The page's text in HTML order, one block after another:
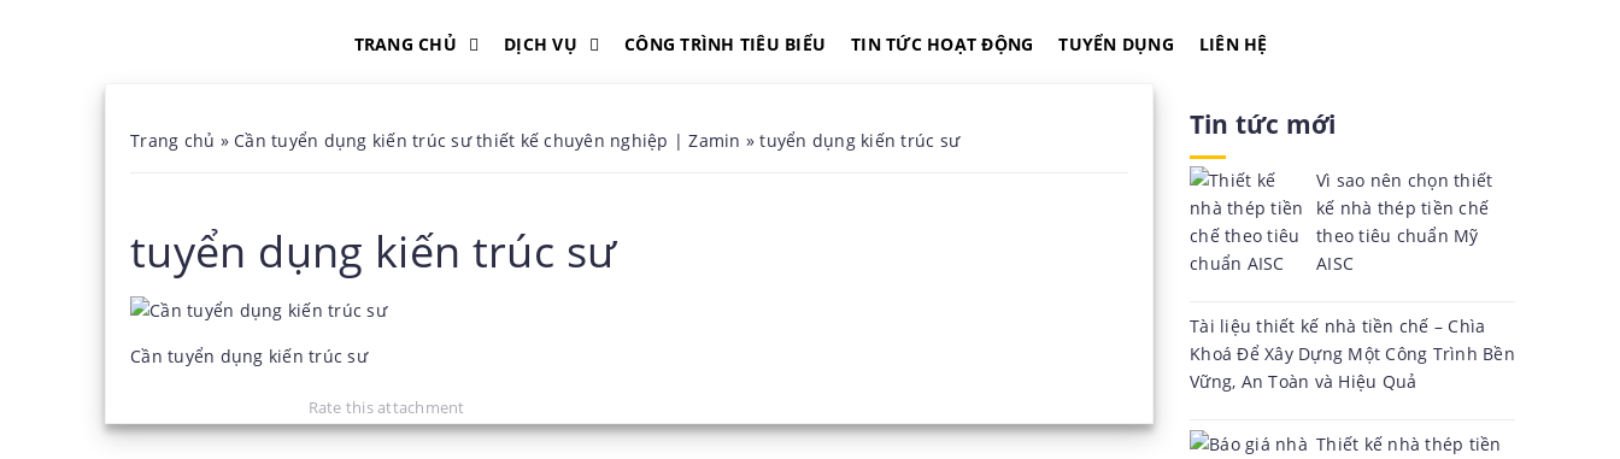
TRANG CHỦ DỊCH VỤ CÔNG TRÌNH TIÊU BIỂU TIN TỨC HOẠT ĐỘNG TUYỂN DỤNG LIÊN HỆ
Trang chủ » Cần tuyển dụng kiến trúc sư thiết kế chuyên nghiệp | Zamin »tuyển dụng kiến trúc sư
tuyển dụng kiến trúc sư
Cần tuyển dụng kiến trúc sư
Rate this attachment
Tin tức mới
Vì sao nên chọn thiết
kế nhà thép tiền chế
theo tiêu chuẩn Mỹ
AISC
Tài liệu thiết kế nhà tiền chế – Chìa
Khoá Để Xây Dựng Một Công Trình Bền
Vững, An Toàn và Hiệu Quả
Thiết kế nhà thép tiền